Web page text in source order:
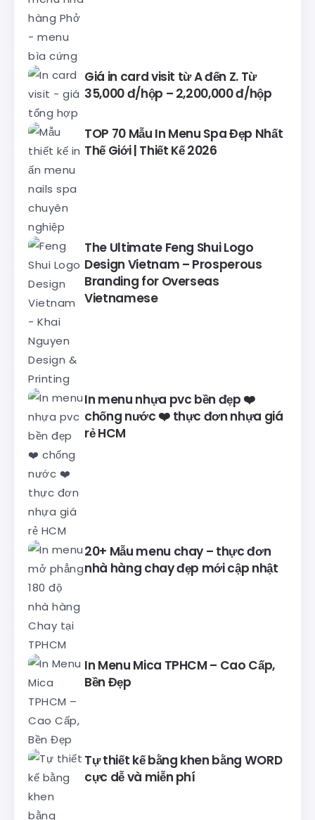
Giá in card visit từ A đến Z. Từ
35,000 đ/hộp – 2,200,000 đ/hộp
TOP 70 Mẫu In Menu Spa Đẹp Nhất
Thế Giới | Thiết Kế 2026
The Ultimate Feng Shui Logo
Design Vietnam – Prosperous
Branding for Overseas
Vietnamese
In menu nhựa pvc bền đẹp ❤️
chống nước ❤️ thực đơn nhựa giá
rẻ HCM
20+ Mẫu menu chay – thực đơn
nhà hàng chay đẹp mới cập nhật
In Menu Mica TPHCM – Cao Cấp,
Bền Đẹp
Tự thiết kế bằng khen bằng WORD
cực dễ và miễn phí